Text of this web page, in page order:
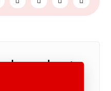
نوشته های مرتبط